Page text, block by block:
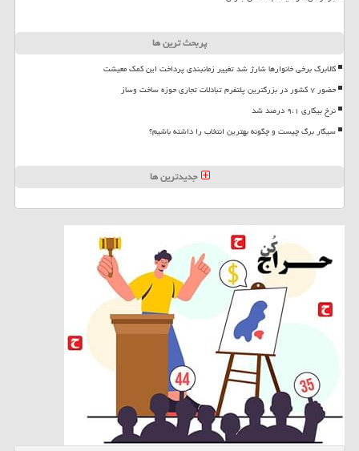
پربحث ترین ها
کالابرگ برخی خانوارها شارژ شد تغییر زمانبندی پرداخت این کمک معیشت
حضور ۷ کشور در بزرگترین پلتفرم تبادلات تجاری حوزه ساخت وساز
نرخ بیکاری ۹،۱ درصد شد
سیگار برگ چیست و چگونه بهترین انتخاب را داشته باشیم؟
جدیدترین ها